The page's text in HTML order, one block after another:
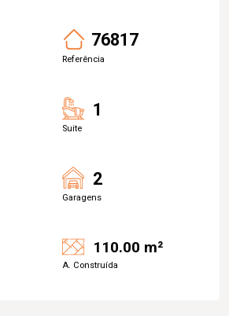
76817
Referência
1
Suite
2
Garagens
110.00 m²
A. Construída